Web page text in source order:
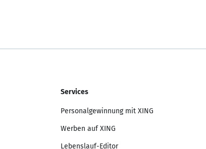
Services
Personalgewinnung mit XING
Werben auf XING
Lebenslauf-Editor